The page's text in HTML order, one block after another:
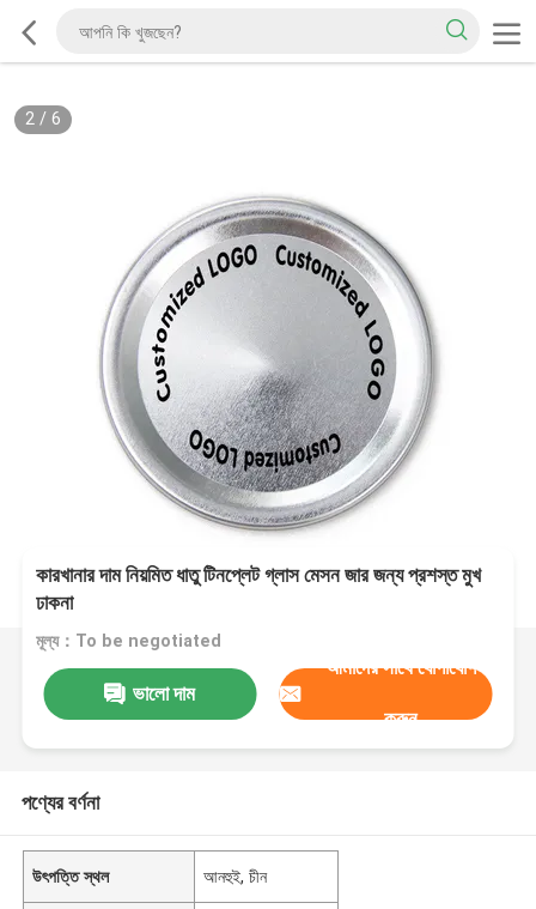
2/ 6
কারখানার দাম নিয়মিত ধাতু টিনপ্লেট গ্লাস মেসন জার জন্য প্রশস্ত মুখ
ঢাকনা
মূল্য：To be negotiated
ভালো দাম
আমাদের সাথে যোগাযোগ
করুন
পণ্যের বর্ণনা
উৎপত্তি স্থল আনহুই, চীন